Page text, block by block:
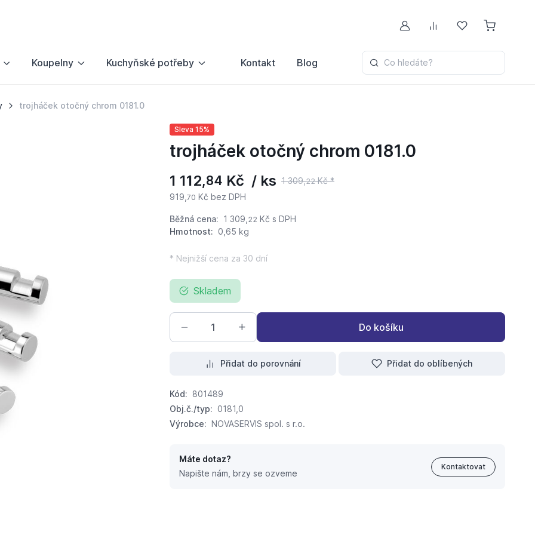
Můj účetPorovnávání
Oblíbené
Koupelny Kuchyňské potřeby Kontakt Blog Co hledáte?
trojháček otočný chrom 0181.0
Sleva 15%
trojháček otočný chrom 0181.0
1 112,84 Kč / ks 1 309,22Kč *
919, 70 Kč bez DPH
Běžná cena: 1 309, 22 Kč s DPH
Hmotnost: 0,65 kg
* Nejnižší cena za 30 dní
Skladem
Do košíku
Přidat do porovnání Přidat do oblíbených
Kód: 801489
Obj.č./typ: 0181,0
Výrobce: NOVASERVIS spol. s r.o.
Máte dotaz?
Napište nám, brzy se ozveme
Kontaktovat